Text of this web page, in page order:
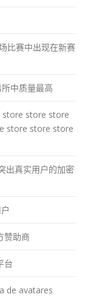
比赛中出现在新赛
中质量最高
store store
store store store
出真实用户的加密
赞助商
台
de avatares